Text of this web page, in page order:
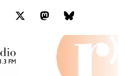
TwitterMastodonBluesky